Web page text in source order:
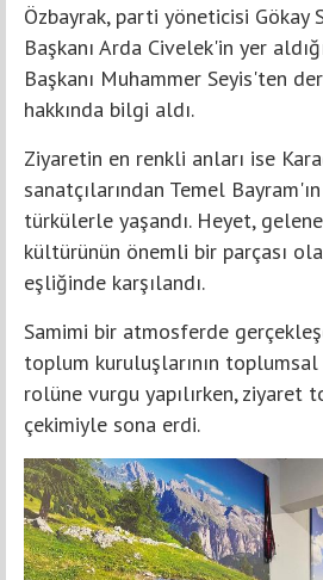
Özbayrak, parti yöneticisi Gökay
Başkanı Arda Civelek'in yer
Başkanı Muhammer Seyis'ten
hakkında bilgi aldı.
Ziyaretin en renkli anları ise
sanatçılarından Temel
türkülerle yaşandı. Heyet,
kültürünün önemli bir parçası
eşliğinde karşılandı.
Samimi bir atmosferde
toplum kuruluşlarının toplumsal
rolüne vurgu yapılırken, ziyaret
çekimiyle sona erdi.